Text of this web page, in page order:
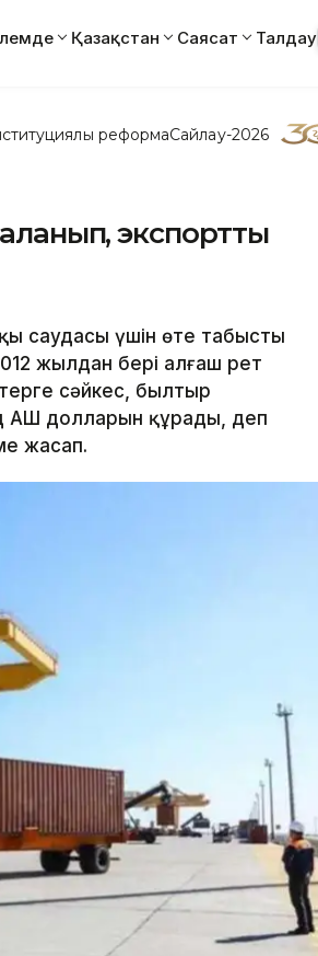
Қазақстан Саясат Талдау
реформаСайлау-2026
экспортты
саудасы үшін өте табысты
жылдан бері алғаш рет
сәйкес, былтыр
АҚШ долларын құрады, деп
жасап.